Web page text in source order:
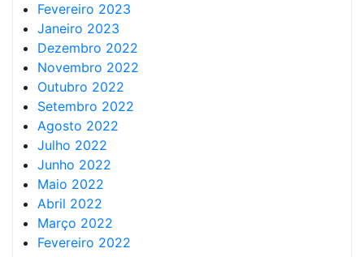
Fevereiro 2023
Janeiro 2023
Dezembro 2022
Novembro 2022
Outubro 2022
Setembro 2022
Agosto 2022
Julho 2022
Junho 2022
Maio 2022
Abril 2022
Março 2022
Fevereiro 2022